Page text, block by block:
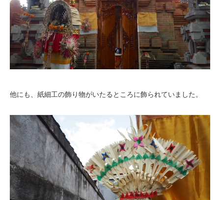
他にも、紙細工の飾り物がいたるところに飾られていました。